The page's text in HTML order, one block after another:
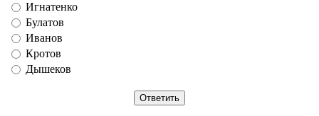
Игнатенко
Булатов
Иванов
Кротов
Дышеков